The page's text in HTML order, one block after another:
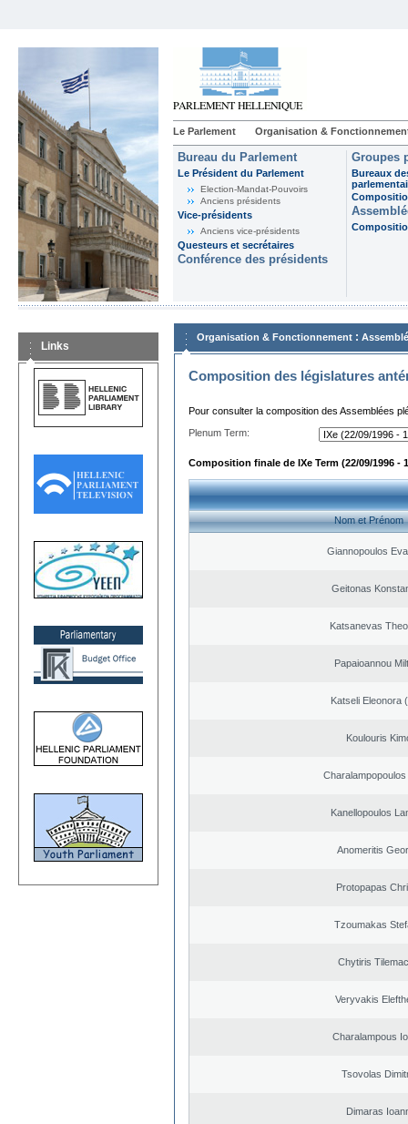
Le Parlement Organisation &
Bureau du Parlement
Le Président du Parlement
Election-Mandat-Pouvoirs
Anciens présidents
Vice-présidents
Anciens vice-présidents
Questeurs et secrétaires
Conférence des présidents
Groupes
Bureaux
Links
Organisation & Fonctionnement :
Composition des législatures
Pour consulter la composition des Assemblées
Plenum Term:
Composition finale de IXe Term (22/09/1996 -
Nom et Prénom
Giannopoulos
Geitonas
Katsanevas
Papaioannou
Katseli Eleonora
Koulouris
Kanellopoulos
Anomeritis
Protopapas
Tzoumakas
Chytiris
Veryvakis
Charalampous
Tsovolas
Dimaras